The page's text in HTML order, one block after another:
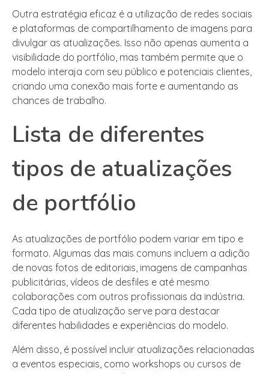
Outra estratégia eficaz é a utilização de redes sociais
e plataformas de compartilhamento de imagens para
divulgar as atualizações. Isso não apenas aumenta a
visibilidade do portfólio, mas também permite que o
modelo interaja com seu público e potenciais clientes,
criando uma conexão mais forte e aumentando as
chances de trabalho.
Lista de diferentes
tipos de atualizações
de portfólio
As atualizações de portfólio podem variar em tipo e
formato. Algumas das mais comuns incluem a adição
de novas fotos de editoriais, imagens de campanhas
publicitárias, vídeos de desfiles e até mesmo
colaborações com outros profissionais da indústria.
Cada tipo de atualização serve para destacar
diferentes habilidades e experiências do modelo.
Além disso, é possível incluir atualizações relacionadas
a eventos especiais, como workshops ou cursos de